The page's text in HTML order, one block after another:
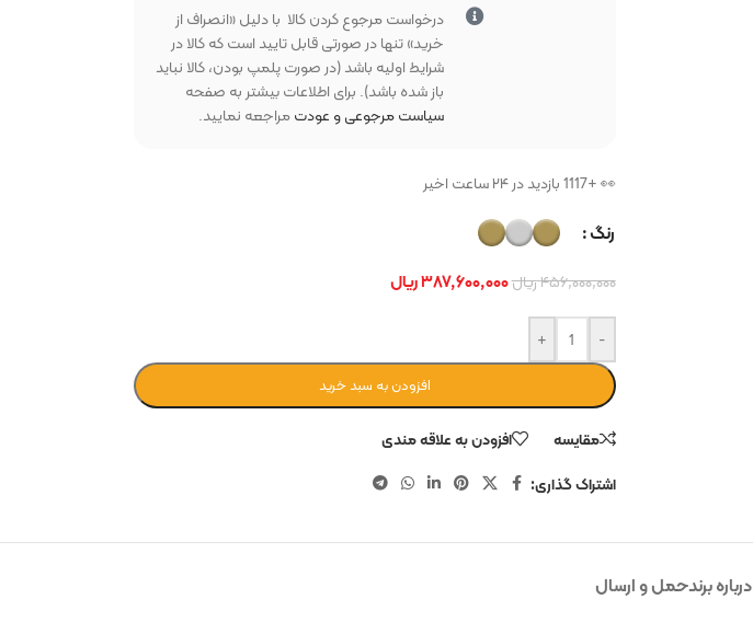
درخواست مرجوع کردن کالا با دلیل «انصراف از
خرید» تنها در صورتی قابل تایید است که کالا در
شرایط اولیه باشد (در صورت پلمپ بودن، کالا نباید
باز شده باشد). برای اطلاعات بیشتر به صفحه
سیاست مرجوعی و عودتمراجعه نمایید.
👀 +1117 بازدید در ۲۴ ساعت اخیر
رنگ
۴۵۶,۰۰۰,۰۰۰ریال۳۸۷,۶۰۰,۰۰۰ریال
-
+
افزودن به سبد خرید
مقایسه
افزودن به علاقه مندی
اشتراک گذاری:
درباره برندحمل و ارسال